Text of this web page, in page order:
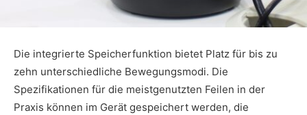
Die integrierte Speicherfunktion bietet Platz für bis zu
zehn unterschiedliche Bewegungsmodi. Die
Spezifikationen für die meistgenutzten Feilen in der
Praxis können im Gerät gespeichert werden, die